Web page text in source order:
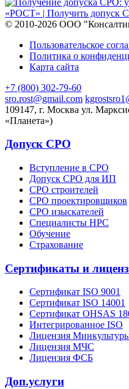
© 2010-2026 ООО
Пользовательское
Политика о
Карта сайта
+7 (800) 302-79-60
sro.rost@gmail.com
109147, г. Москва ул.
«Планета»)
Допуск СРО
Вступление в СРО
Допуск СРО для ИП
СРО строителей
СРО проектировщиков
СРО изыскателей
Специалисты НРС
Обучение
Страхование
Сертификаты и
Сертификат ISO 9001
Сертификат ISO 14001
Сертификат OHSAS
Интегрированное ISO
Лицензия
Лицензия МЧС
Лицензия ФСБ
Доп.услуги